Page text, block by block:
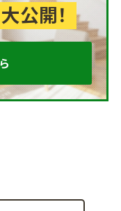
大公開！